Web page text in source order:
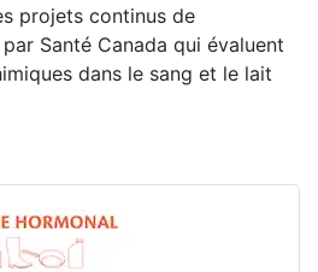
projets continus de
Santé Canada qui évaluent
dans le sang et le lait